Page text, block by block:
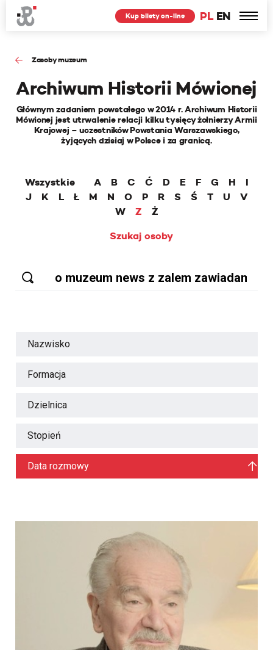
PL EN
Kup bilety on-line
Zasoby muzeum
Archiwum Historii Mówionej
Głównym zadaniem powstałego w 2014 r. Archiwum Historii
Mówionej jest utrwalenie relacji kilku tysięcy żołnierzy Armii
Krajowej – uczestników Powstania Warszawskiego,
żyjących dzisiaj w Polsce i za granicą.
Wszystkie A B C Ć D E F G H
I
J
K L Ł M N O P R S Ś T U
V
W
Z
Ż
Szukaj osoby
Nazwisko
Formacja
Dzielnica
Stopień
Data rozmowy